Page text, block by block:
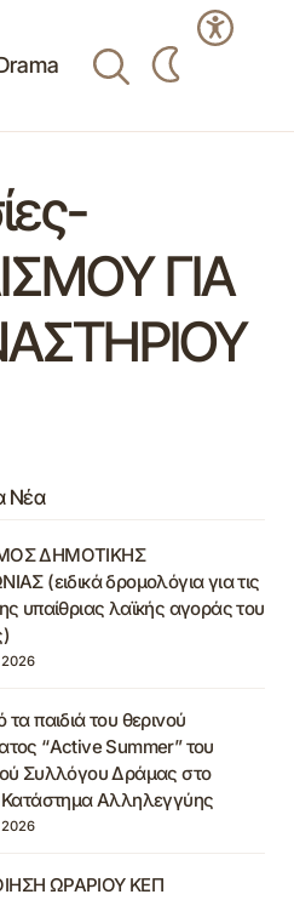
ΓΙΑ
Νέα
ΔΗΜΟΤΙΚΗΣ
(ειδικά δρομολόγια για τις
υπαίθριας λαϊκής αγοράς του
παιδιά του θερινού
“Active Summer” του
Συλλόγου Δράμας στο
Κατάστημα Αλληλεγγύης
ΩΡΑΡΙΟΥ ΚΕΠ